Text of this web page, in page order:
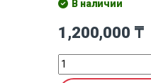
В наличии
1,200,000 ₸